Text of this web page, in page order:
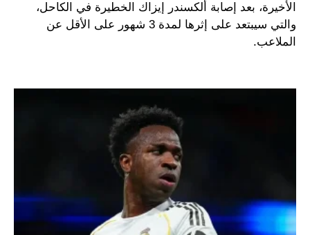
الأخيرة، بعد إصابة ألكسندر إيزاك الخطيرة في الكاحل،
والتي سيبتعد على إثرها لمدة 3 شهور على الأقل عن
الملاعب.